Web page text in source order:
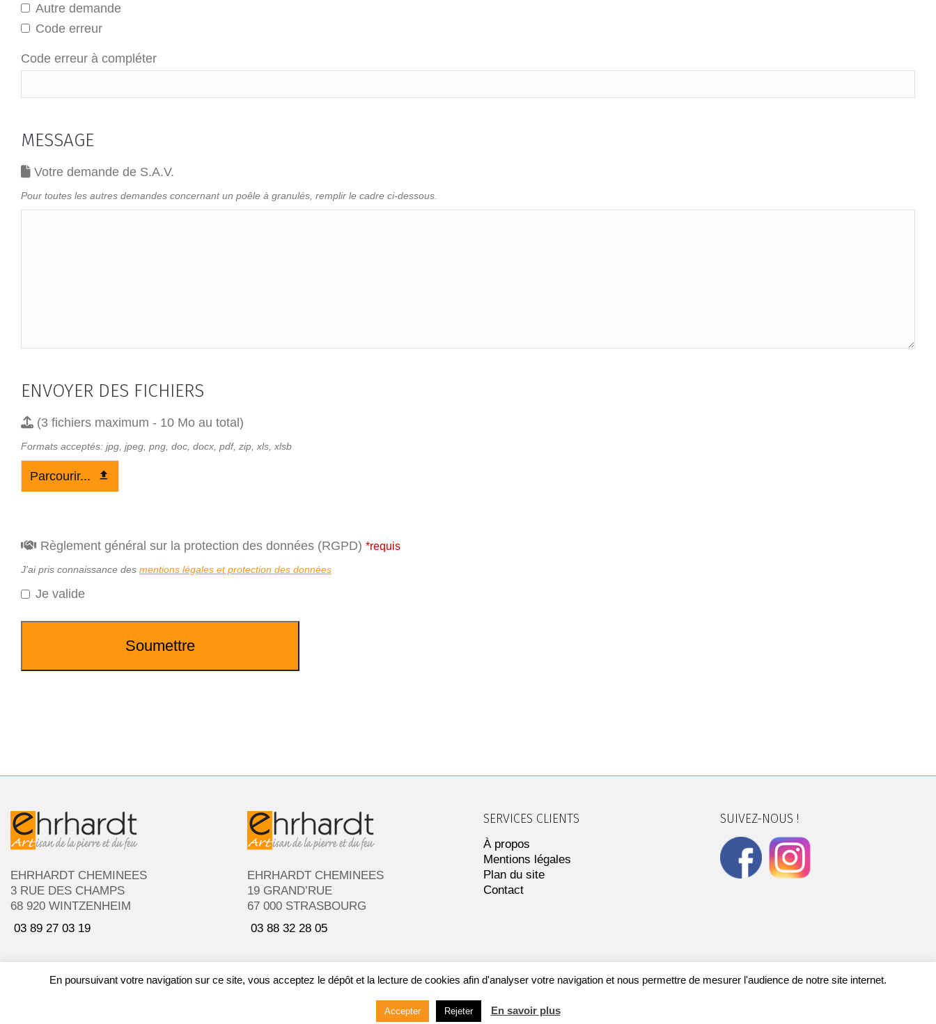
Autre demande
Code erreur
Code erreur à compléter
MESSAGE
Business
Email
*requis
Votre demande de S.A.V.
Pour toutes les autres demandes concernant un poêle à granulés, remplir le cadre ci-dessous.
ENVOYER DES FICHIERS
(3 fichiers maximum - 10 Mo au total)
Formats acceptés: jpg, jpeg, png, doc, docx, pdf, zip, xls, xlsb
Parcourir...
Règlement général sur la protection des données (RGPD) *requis
J'ai pris connaissance des mentions légales et protection des données
Je valide
Soumettre
EHRHARDT CHEMINEES
3 RUE DES CHAMPS
68 920 WINTZENHEIM
03 89 27 03 19
EHRHARDT CHEMINEES
19 GRAND’RUE
67 000 STRASBOURG
03 88 32 28 05
SERVICES CLIENTS
À propos
Mentions légales
Plan du site
Contact
SUIVEZ-NOUS !
@ EHRHARDT CHEMINÉES - ARTISAN DE LA PIERRE ET DU FEU - PROTECTION DES DONNÉES
En poursuivant votre navigation sur ce site, vous acceptez le dépôt et la lecture de cookies afin d'analyser votre navigation et nous permettre de mesurer l'audience de notre site internet.
Accepter Rejeter En savoir plus